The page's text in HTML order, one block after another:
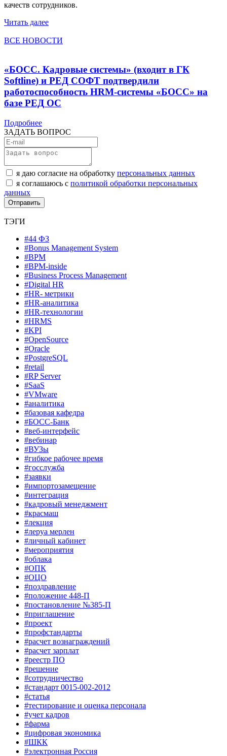
качеств сотрудников.
Читать далее
ВСЕ НОВОСТИ
«БОСС. Кадровые системы» (входит в ГК
Softline) и РЕД СОФТ подтвердили
работоспособность HRM-системы «БОСС» на
базе РЕД ОС
Подробнее
ЗАДАТЬ ВОПРОС
я даю согласие на обработку персональных данных
я соглашаюсь с политикой обработки персональных
данных
ТЭГИ
#44 ФЗ
#Bonus Management System
#BPM
#BPM-inside
#Business Process Management
#Digital HR
#HR- метрики
#HR-аналитика
#HR-технологии
#HRMS
#KPI
#OpenSource
#Oracle
#PostgreSQL
#retail
#RP Server
#SaaS
#VMware
#аналитика
#базовая кафедра
#БОСС-Банк
#веб-интерфейс
#вебинар
#ВУЗы
#гибкое рабочее время
#госслужба
#заявки
#импортозамещение
#интеграция
#кадровый менеджмент
#красмаш
#лекция
#леруа мерлен
#личный кабинет
#мероприятия
#облака
#ОПК
#ОЦО
#поздравление
#положение 448-П
#постановление №385-П
#приглашение
#проект
#профстандарты
#расчет вознаграждений
#расчет зарплат
#реестр ПО
#решение
#сотрудничество
#стандарт 0015-002-2012
#статья
#тестирование и оценка персонала
#учет кадров
#фарма
#цифровая экономика
#ШКК
#электронная Россия